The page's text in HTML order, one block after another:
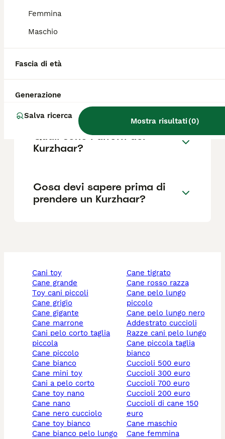
Femmina
Maschio
Fascia di età
Generazione
Salva ricerca
Mostra risultati(0)
Quanto dura la vita di un
Kurzhaar?
Quali sono i difetti del
Kurzhaar?
Cosa devi sapere prima di
prendere un Kurzhaar?
cani toy
cane grande
toy cani piccoli
cane grigio
cane gigante
cane marrone
cani pelo corto taglia
piccola
cane piccolo
cane bianco
cane mini toy
cani a pelo corto
cane toy nano
cane nano
cane nero cucciolo
cane toy bianco
cane bianco pelo lungo
cane tigrato
cane rosso razza
cane pelo lungo
piccolo
cane pelo lungo nero
addestrato cuccioli
razze cani pelo lungo
cane piccola taglia
bianco
cuccioli 500 euro
cuccioli 300 euro
cuccioli 700 euro
cuccioli 200 euro
cuccioli di cane 150
euro
cane maschio
cane femmina